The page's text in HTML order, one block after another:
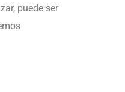
puede ser